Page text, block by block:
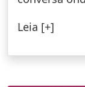
Leia [+]